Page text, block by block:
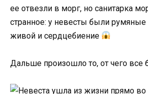
ее отвезли в морг, но санитарка
странное: у невесты были румяные
живой и сердцебиение
Дальше произошло то, от чего все